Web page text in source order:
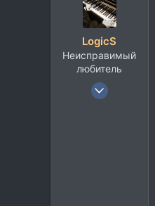
LogicS
Неисправимый
любитель
17 Апр 2008